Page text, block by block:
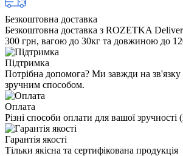
Безкоштовна доставка
Безкоштовна доставка з ROZETKA
300 грн, вагою до 30кг та довжиною до
Підтримка
Потрібна допомога? Ми завжди на зв'язку
зручним способом.
Оплата
Різні способи оплати для вашої
Гарантія якості
Тільки якісна та сертифікована продукція